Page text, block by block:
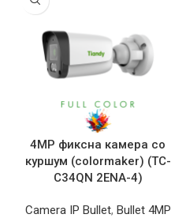
4MP фиксна камера со
куршум (colormaker) (TC-
C34QN 2ENA-4)
Camera IP Bullet, Bullet 4MP